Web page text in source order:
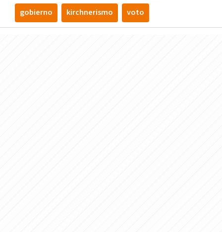
gobierno kirchnerismo voto